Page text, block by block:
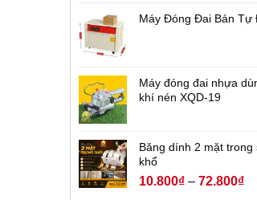
Máy Đóng Đai Bán Tự
Máy đóng đai nhựa
khí nén XQD-19
Băng dính 2 mặt trong
khổ
10.800₫ – 72.800₫